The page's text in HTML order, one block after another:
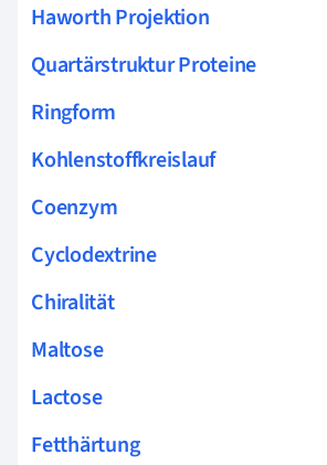
Haworth Projektion
Quartärstruktur Proteine
Ringform
Kohlenstoffkreislauf
Coenzym
Cyclodextrine
Chiralität
Maltose
Lactose
Fetthärtung